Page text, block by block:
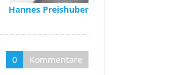
Hannes Preishuber
0 Kommentare